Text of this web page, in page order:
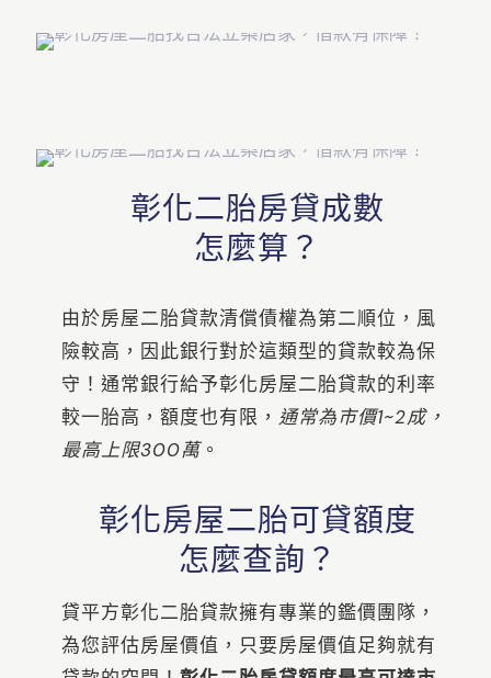
彰化二胎房貸成數
怎麼算？
由於房屋二胎貸款清償債權為第二順位，風
險較高，因此銀行對於這類型的貸款較為保
守！通常銀行給予彰化房屋二胎貸款的利率
較一胎高，額度也有限， 通常為市價1~2成，
最高上限300萬。
彰化房屋二胎可貸額度
怎麼查詢？
貸平方彰化二胎貸款擁有專業的鑑價團隊，
為您評估房屋價值，只要房屋價值足夠就有